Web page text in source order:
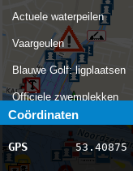
Actuele waterpeilen
Vaargeulen
Blauwe Golf: ligplaatsen
Officiele zwemplekken
Stremmingen/hinder
AIS scheepsposities
Coördinaten
GPS 53.40875